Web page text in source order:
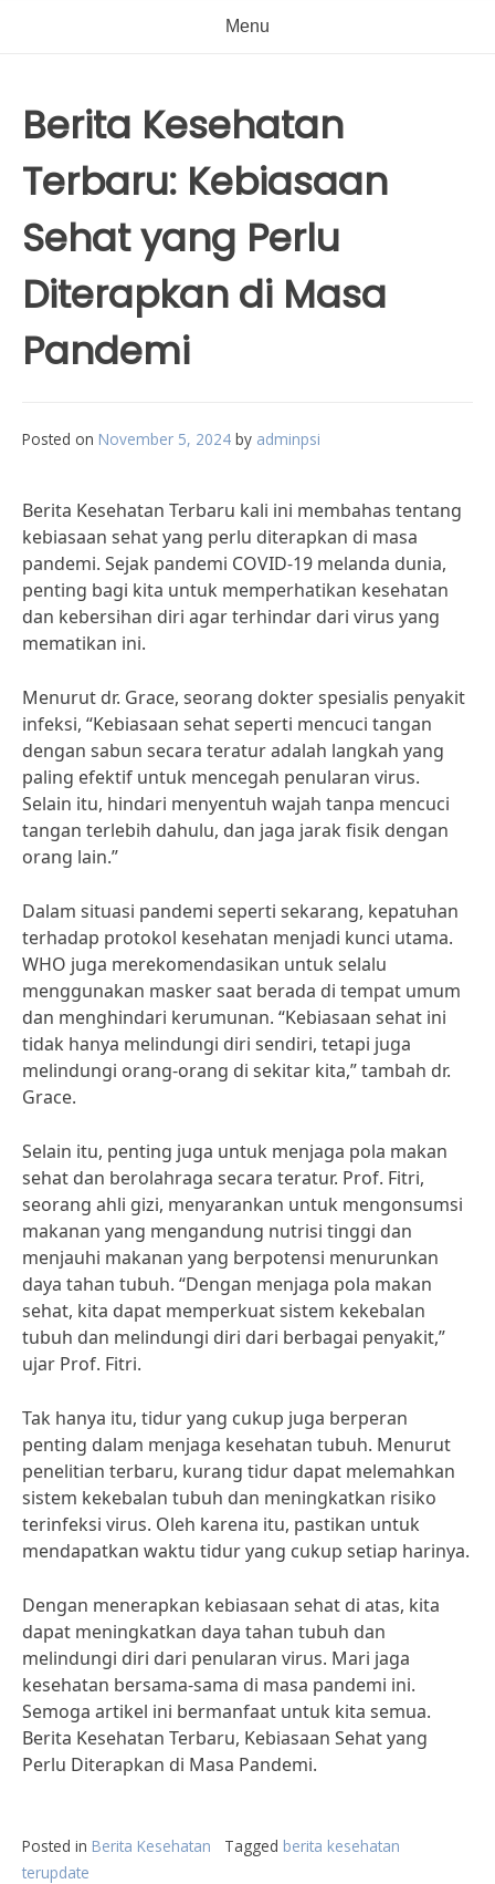
Menu
Berita Kesehatan
Terbaru: Kebiasaan
Sehat yang Perlu
Diterapkan di Masa
Pandemi
Posted on November 5, 2024 by adminpsi
Berita Kesehatan Terbaru kali ini membahas tentang
kebiasaan sehat yang perlu diterapkan di masa
pandemi. Sejak pandemi COVID-19 melanda dunia,
penting bagi kita untuk memperhatikan kesehatan
dan kebersihan diri agar terhindar dari virus yang
mematikan ini.
Menurut dr. Grace, seorang dokter spesialis penyakit
infeksi, “Kebiasaan sehat seperti mencuci tangan
dengan sabun secara teratur adalah langkah yang
paling efektif untuk mencegah penularan virus.
Selain itu, hindari menyentuh wajah tanpa mencuci
tangan terlebih dahulu, dan jaga jarak fisik dengan
orang lain.”
Dalam situasi pandemi seperti sekarang, kepatuhan
terhadap protokol kesehatan menjadi kunci utama.
WHO juga merekomendasikan untuk selalu
menggunakan masker saat berada di tempat umum
dan menghindari kerumunan. “Kebiasaan sehat ini
tidak hanya melindungi diri sendiri, tetapi juga
melindungi orang-orang di sekitar kita,” tambah dr.
Grace.
Selain itu, penting juga untuk menjaga pola makan
sehat dan berolahraga secara teratur. Prof. Fitri,
seorang ahli gizi, menyarankan untuk mengonsumsi
makanan yang mengandung nutrisi tinggi dan
menjauhi makanan yang berpotensi menurunkan
daya tahan tubuh. “Dengan menjaga pola makan
sehat, kita dapat memperkuat sistem kekebalan
tubuh dan melindungi diri dari berbagai penyakit,”
ujar Prof. Fitri.
Tak hanya itu, tidur yang cukup juga berperan
penting dalam menjaga kesehatan tubuh. Menurut
penelitian terbaru, kurang tidur dapat melemahkan
sistem kekebalan tubuh dan meningkatkan risiko
terinfeksi virus. Oleh karena itu, pastikan untuk
mendapatkan waktu tidur yang cukup setiap harinya.
Dengan menerapkan kebiasaan sehat di atas, kita
dapat meningkatkan daya tahan tubuh dan
melindungi diri dari penularan virus. Mari jaga
kesehatan bersama-sama di masa pandemi ini.
Semoga artikel ini bermanfaat untuk kita semua.
Berita Kesehatan Terbaru, Kebiasaan Sehat yang
Perlu Diterapkan di Masa Pandemi.
Posted in Berita Kesehatan Tagged berita kesehatan
terupdate